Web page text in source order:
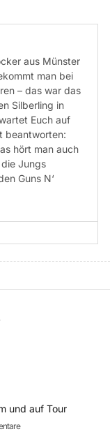
aus Münster
man bei
– das war das
Silberling in
Euch auf
beantworten:
hört man auch
Jungs
Guns N‘
und auf Tour